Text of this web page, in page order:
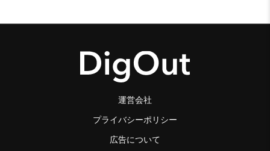
運営会社
プライバシーポリシー
広告について